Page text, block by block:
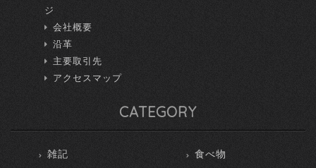
ジ
会社概要
沿革
主要取引先
アクセスマップ
CATEGORY
雑記
食べ物